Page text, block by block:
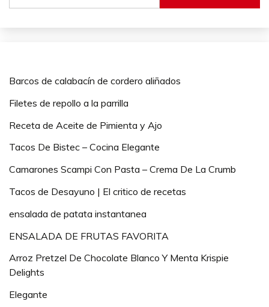
Barcos de calabacín de cordero aliñados
Filetes de repollo a la parrilla
Receta de Aceite de Pimienta y Ajo
Tacos De Bistec – Cocina Elegante
Camarones Scampi Con Pasta – Crema De La Crumb
Tacos de Desayuno | El critico de recetas
ensalada de patata instantanea
ENSALADA DE FRUTAS FAVORITA
Arroz Pretzel De Chocolate Blanco Y Menta Krispie
Delights
Elegante